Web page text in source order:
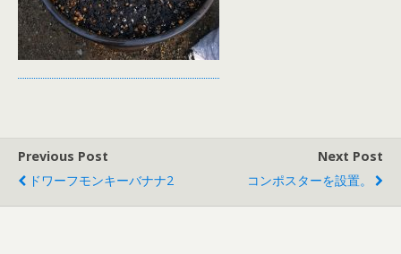
Previous Post
ドワーフモンキーバナナ2
Next Post
コンポスターを設置。